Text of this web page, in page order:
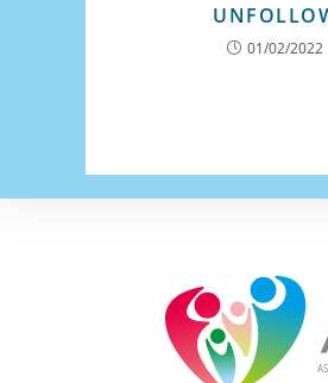
01/02/2022